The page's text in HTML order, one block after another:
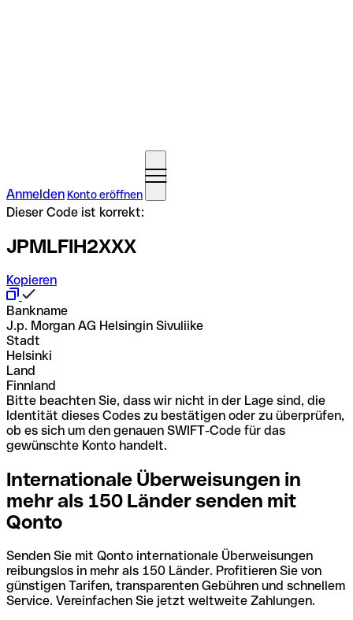
Anmelden Konto eröffnen
Dieser Code ist korrekt:
JPMLFIH2XXX
Kopieren
Bankname
J.p. Morgan AG Helsingin Sivuliike
Stadt
Helsinki
Land
Finnland
Bitte beachten Sie, dass wir nicht in der Lage sind, die
Identität dieses Codes zu bestätigen oder zu überprüfen,
ob es sich um den genauen SWIFT-Code für das
gewünschte Konto handelt.
Internationale Überweisungen in
mehr als 150 Länder senden mit
Qonto
Senden Sie mit Qonto internationale Überweisungen
reibungslos in mehr als 150 Länder. Profitieren Sie von
günstigen Tarifen, transparenten Gebühren und schnellem
Service. Vereinfachen Sie jetzt weltweite Zahlungen.